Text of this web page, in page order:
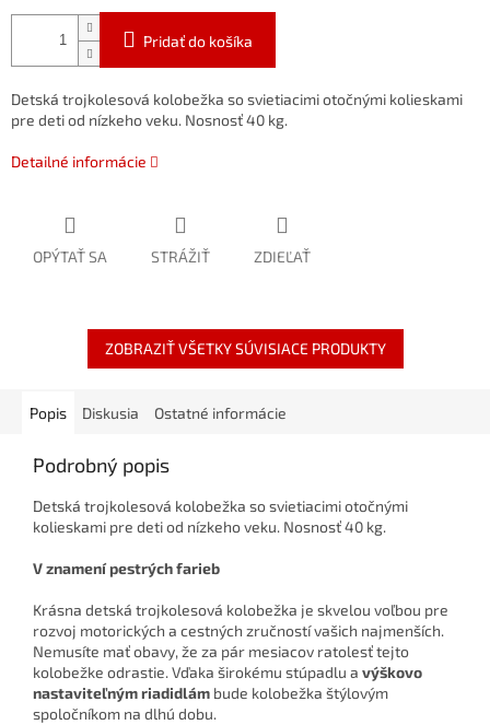
Pridať do košíka
Detská trojkolesová kolobežka so svietiacimi otočnými kolieskami
pre deti od nízkeho veku. Nosnosť 40 kg.
Detailné informácie
OPÝTAŤ SA STRÁŽIŤ ZDIEĽAŤ
ZOBRAZIŤ VŠETKY SÚVISIACE PRODUKTY
Popis Diskusia Ostatné informácie
Podrobný popis
Detská trojkolesová kolobežka so svietiacimi otočnými
kolieskami pre deti od nízkeho veku. Nosnosť 40 kg.
V znamení pestrých farieb
Krásna detská trojkolesová kolobežka je skvelou voľbou pre
rozvoj motorických a cestných zručností vašich najmenších.
Nemusíte mať obavy, že za pár mesiacov ratolesť tejto
kolobežke odrastie. Vďaka širokému stúpadlu a výškovo
nastaviteľným riadidlám bude kolobežka štýlovým
spoločníkom na dlhú dobu.